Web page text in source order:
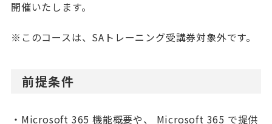
開催いたします。
※このコースは、SAトレーニング受講券対象外です。
前提条件
・Microsoft 365 機能概要や、 Microsoft 365 で提供